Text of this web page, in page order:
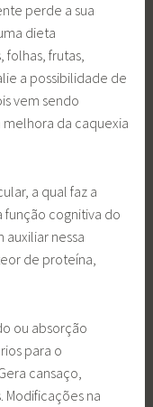
perde a sua
dieta
folhas, frutas,
a possibilidade de
vem sendo
da caquexia
a qual faz a
cognitiva do
nessa
de proteína,
ou absorção
para o
cansaço,
Modificações na